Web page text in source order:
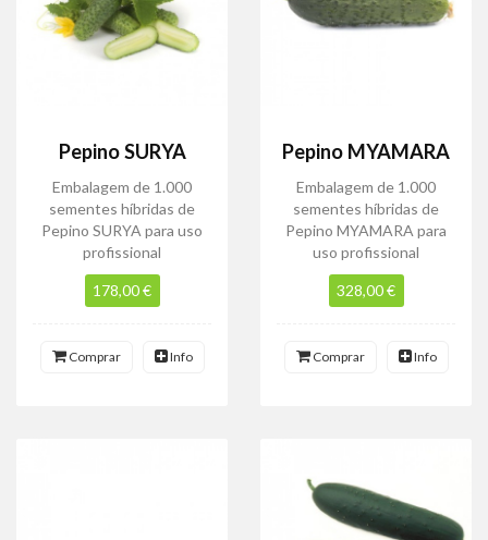
Pepino SURYA
Embalagem de 1.000
sementes híbridas de
Pepino SURYA para uso
profissional
178,00 €
Comprar Info
Pepino MYAMARA
Embalagem de 1.000
sementes híbridas de
Pepino MYAMARA para
uso profissional
328,00 €
Comprar Info